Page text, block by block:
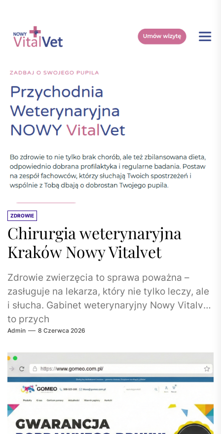
ZDROWIE
Chirurgia weterynaryjna
Kraków Nowy Vitalvet
Zdrowie zwierzęcia to sprawa poważna –
zasługuje na lekarza, który nie tylko leczy, ale
i słucha. Gabinet weterynaryjny Nowy Vitalvet
to przych
Admin 8 Czerwca 2026